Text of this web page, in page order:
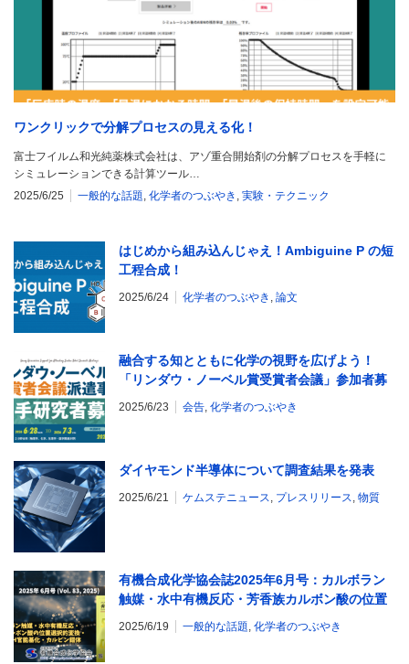
ワンクリックで分解プロセスの見える化！
富士フイルム和光純薬株式会社は、アゾ重合開始剤の分解プロセスを手軽に
シミュレーションできる計算ツール…
2025/6/25
一般的な話題, 化学者のつぶやき , 実験・テクニック
はじめから組み込んじゃえ！Ambiguine P の短
工程合成！
2025/6/24 化学者のつぶやき , 論文
融合する知とともに化学の視野を広げよう！
「リンダウ・ノーベル賞受賞者会議」参加者募
集中！
2025/6/23 会告, 化学者のつぶやき
ダイヤモンド半導体について調査結果を発表
2025/6/21 ケムステニュース, プレスリリース, 物質
有機合成化学協会誌2025年6月号：カルボラン
触媒・水中有機反応・芳香族カルボン酸の位置
選択的変換・C(sp2)-H官能基化・カルビン錯体
2025/6/19 一般的な話題, 化学者のつぶやき